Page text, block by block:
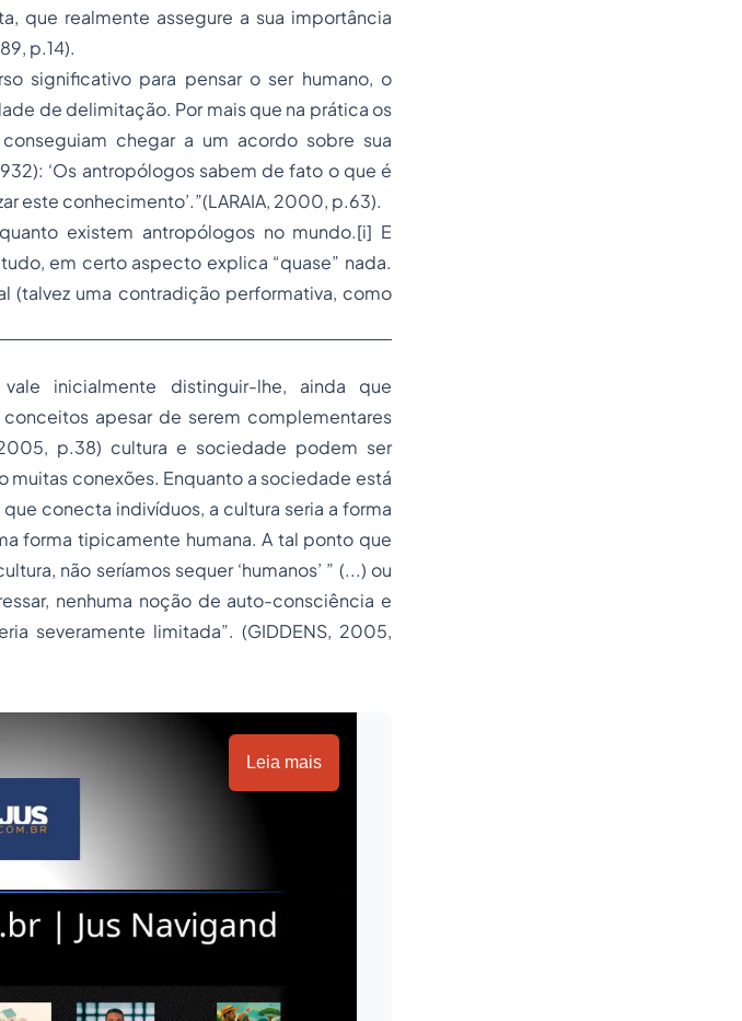
que realmente assegure a sua importância
p.14).
significativo para pensar o ser humano, o
de delimitação. Por mais que na prática os
chegar a um acordo sobre sua
‘Os antropólogos sabem de fato o que é
este conhecimento’.”(LARAIA, 2000, p.63).
existem antropólogos no mundo.[i] E
em certo aspecto explica “quase” nada.
(talvez uma contradição performativa, como
inicialmente distinguir-lhe, ainda que
apesar de serem complementares
p.38) cultura e sociedade podem ser
conexões. Enquanto a sociedade está
conecta indivíduos, a cultura seria a forma
forma tipicamente humana. A tal ponto que
não seríamos sequer ‘humanos’ ” (...) ou
nenhuma noção de auto-consciência e
severamente limitada”. (GIDDENS, 2005,
Leia mais